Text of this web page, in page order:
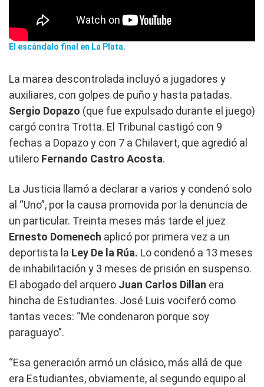
El escándalo final en La Plata.
La marea descontrolada incluyó a jugadores y
auxiliares, con golpes de puño y hasta patadas.
Sergio Dopazo (que fue expulsado durante el juego)
cargó contra Trotta. El Tribunal castigó con 9
fechas a Dopazo y con 7 a Chilavert, que agredió al
utilero Fernando Castro Acosta.
La Justicia llamó a declarar a varios y condenó solo
al “Uno”, por la causa promovida por la denuncia de
un particular. Treinta meses más tarde el juez
Ernesto Domenech aplicó por primera vez a un
deportista la Ley De la Rúa. Lo condenó a 13 meses
de inhabilitación y 3 meses de prisión en suspenso.
El abogado del arquero Juan Carlos Dillan era
hincha de Estudiantes. José Luis vociferó como
tantas veces: “Me condenaron porque soy
paraguayo”.
“Esa generación armó un clásico, más allá de que
era Estudiantes, obviamente, al segundo equipo al